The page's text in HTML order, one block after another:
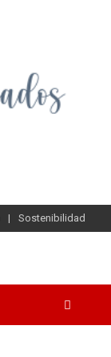
Sostenibilidad